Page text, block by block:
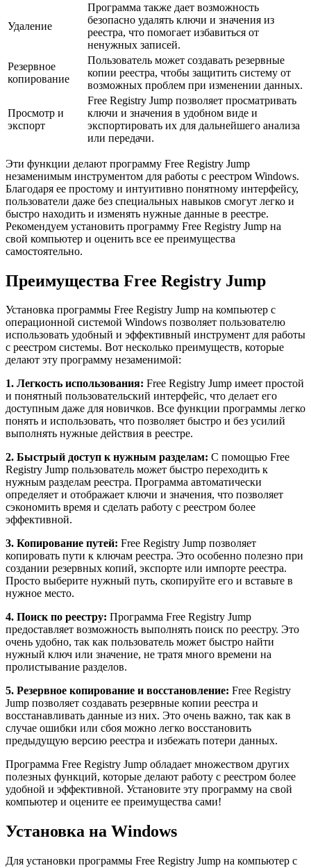
Удаление
Программа также дает возможность
безопасно удалять ключи и значения из
реестра, что помогает избавиться от
ненужных записей.
Резервное
копирование
Пользователь может создавать резервные
копии реестра, чтобы защитить систему от
возможных проблем при изменении данных.
Просмотр и
экспорт
Free Registry Jump позволяет просматривать
ключи и значения в удобном виде и
экспортировать их для дальнейшего анализа
или передачи.
Эти функции делают программу Free Registry Jump
незаменимым инструментом для работы с реестром Windows.
Благодаря ее простому и интуитивно понятному интерфейсу,
пользователи даже без специальных навыков смогут легко и
быстро находить и изменять нужные данные в реестре.
Рекомендуем установить программу Free Registry Jump на
свой компьютер и оценить все ее преимущества
самостоятельно.
Преимущества Free Registry Jump
Установка программы Free Registry Jump на компьютер с
операционной системой Windows позволяет пользователю
использовать удобный и эффективный инструмент для работы
с реестром системы. Вот несколько преимуществ, которые
делают эту программу незаменимой:
1. Легкость использования: Free Registry Jump имеет простой
и понятный пользовательский интерфейс, что делает его
доступным даже для новичков. Все функции программы легко
понять и использовать, что позволяет быстро и без усилий
выполнять нужные действия в реестре.
2. Быстрый доступ к нужным разделам: С помощью Free
Registry Jump пользователь может быстро переходить к
нужным разделам реестра. Программа автоматически
определяет и отображает ключи и значения, что позволяет
сэкономить время и сделать работу с реестром более
эффективной.
3. Копирование путей: Free Registry Jump позволяет
копировать пути к ключам реестра. Это особенно полезно при
создании резервных копий, экспорте или импорте реестра.
Просто выберите нужный путь, скопируйте его и вставьте в
нужное место.
4. Поиск по реестру: Программа Free Registry Jump
предоставляет возможность выполнять поиск по реестру. Это
очень удобно, так как пользователь может быстро найти
нужный ключ или значение, не тратя много времени на
пролистывание разделов.
5. Резервное копирование и восстановление: Free Registry
Jump позволяет создавать резервные копии реестра и
восстанавливать данные из них. Это очень важно, так как в
случае ошибки или сбоя можно легко восстановить
предыдущую версию реестра и избежать потери данных.
Программа Free Registry Jump обладает множеством других
полезных функций, которые делают работу с реестром более
удобной и эффективной. Установите эту программу на свой
компьютер и оцените ее преимущества сами!
Установка на Windows
Для установки программы Free Registry Jump на компьютер с